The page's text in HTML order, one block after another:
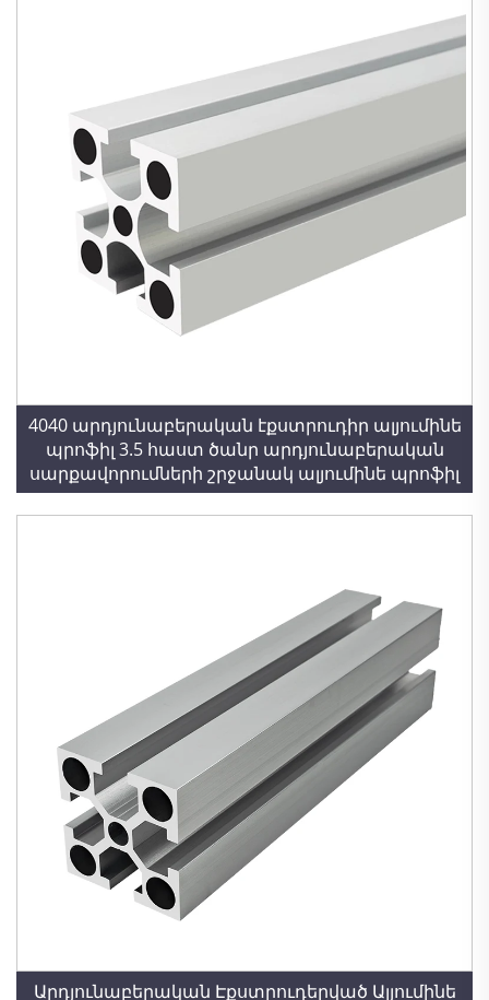
4040 արդյունաբերական էքստրուդիր ալյումինե
պրոֆիլ 3.5 հաստ ծանր արդյունաբերական
սարքավորումների շրջանակ ալյումինե պրոֆիլ
Արդյունաբերական Էքստրուդերված Ալյումինե